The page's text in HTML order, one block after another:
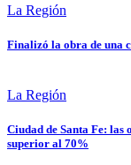
La Región
Finalizó la obra de una
La Región
Ciudad de Santa Fe:
superior al 70%